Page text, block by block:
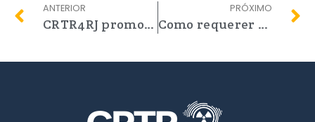
ANTERIOR
CRTR4RJ promove atualização documental
PRÓXIMO
Como requerer cancelamento ou reativação?